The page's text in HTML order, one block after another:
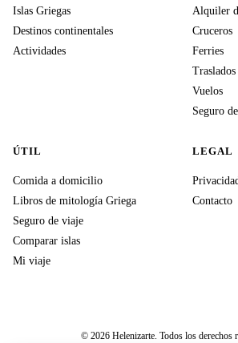
Islas Griegas
Destinos continentales
Actividades
Alquiler
Cruceros
Ferries
Traslados
Vuelos
Seguro
ÚTIL
Comida a domicilio
Libros de mitología Griega
Seguro de viaje
Comparar islas
Mi viaje
LEGAL
Contacto
© 2026 Helenizarte. Todos los derechos